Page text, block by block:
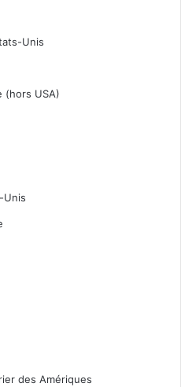
Unis
(hors USA)
Unis
des Amériques